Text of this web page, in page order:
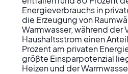
Energieverbrauchs in
die Erzeugung von
Warmwasser, während der
Haushaltsstrom einen
Prozent am privaten
größte Einsparpotenzial
Heizen und der